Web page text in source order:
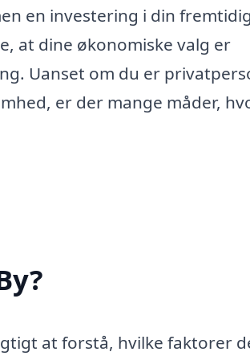
en investering i din
at dine økonomiske valg er
Uanset om du er
er der mange måder,
at forstå, hvilke faktorer